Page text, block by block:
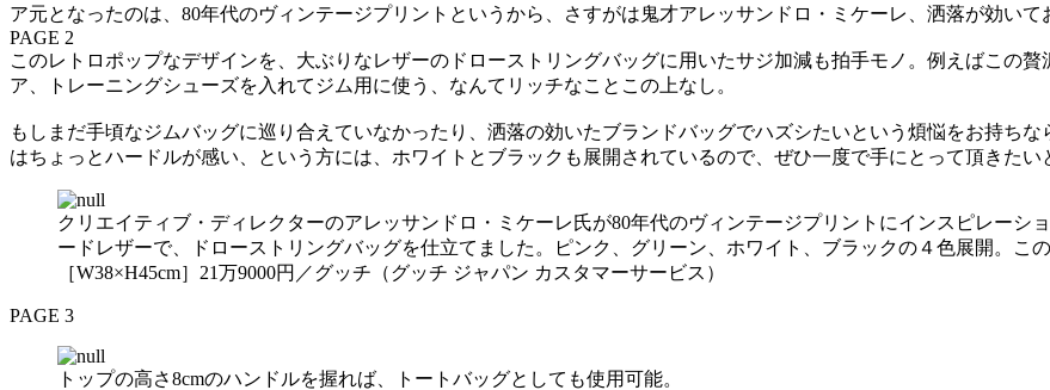
ア元となったのは、80年代のヴィンテージプリントというから、さすがは鬼才アレッサンドロ・ミケーレ、洒落が効いて
PAGE 2
このレトロポップなデザインを、大ぶりなレザーのドローストリングバッグに用いたサジ加減も拍手モノ。例えばこの
ア、トレーニングシューズを入れてジム用に使う、なんてリッチなことこの上なし。
もしまだ手頃なジムバッグに巡り合えていなかったり、洒落の効いたブランドバッグでハズシたいという煩悩をお持ち
はちょっとハードルが感い、という方には、ホワイトとブラックも展開されているので、ぜひ一度で手にとって頂きたい
クリエイティブ・ディレクターのアレッサンドロ・ミケーレ氏が80年代のヴィンテージプリントにインスピレーシ
ードレザーで、ドローストリングバッグを仕立てました。ピンク、グリーン、ホワイト、ブラックの４色展開。こ
［W38×H45cm］21万9000円／グッチ（グッチ ジャパン カスタマーサービス）
PAGE 3
トップの高さ8cmのハンドルを握れば、トートバッグとしても使用可能。